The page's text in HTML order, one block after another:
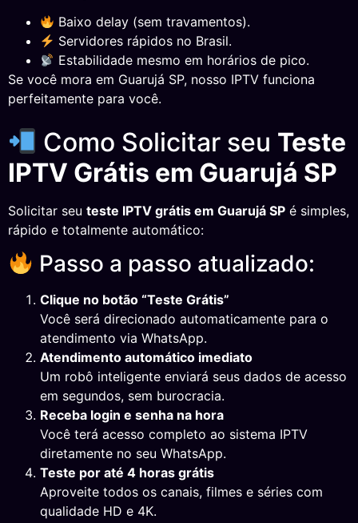
Baixo delay (sem travamentos).
Servidores rápidos no Brasil.
Estabilidade mesmo em horários de pico.
Se você mora em Guarujá SP, nosso IPTV funciona
perfeitamente para você.
Como Solicitar seu Teste
IPTV Grátis em Guarujá SP
Solicitar seu teste IPTV grátis em Guarujá SP é simples,
rápido e totalmente automático:
Passo a passo atualizado:
Clique no botão “Teste Grátis”
Você será direcionado automaticamente para o
atendimento via WhatsApp.
Atendimento automático imediato
Um robô inteligente enviará seus dados de acesso
em segundos, sem burocracia.
Receba login e senha na hora
Você terá acesso completo ao sistema IPTV
diretamente no seu WhatsApp.
Teste por até 4 horas grátis
Aproveite todos os canais, filmes e séries com
qualidade HD e 4K.